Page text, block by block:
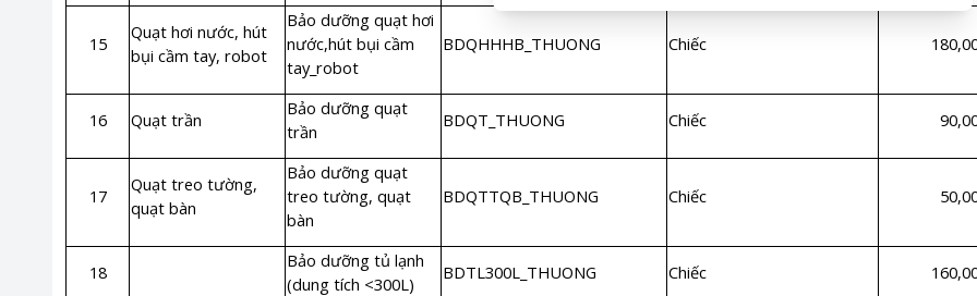
15
Quạt hơi nước, hút
bụi cầm tay, robot
Bảo dưỡng quạt hơi
nước,hút bụi cầm
tay_robot
BDQHHHB_THUONG Chiếc
16 Quạt trần
Bảo dưỡng quạt
trần
BDQT_THUONG Chiếc
17
Quạt treo tường,
quạt bàn
Bảo dưỡng quạt
treo tường, quạt
bàn
BDQTTQB_THUONG Chiếc
18
Bảo dưỡng tủ lạnh
(dung tích <300L)
BDTL300L_THUONG Chiếc